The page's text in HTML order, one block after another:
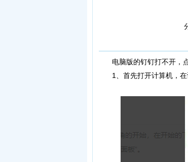
电脑版的钉钉打不开，点
1、首先打开计算机，在计